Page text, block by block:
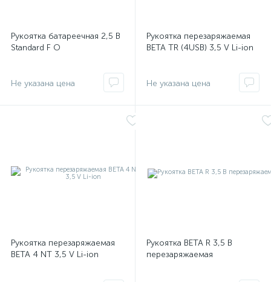
Рукоятка батареечная 2,5 В
Standard F O
Рукоятка перезаряжаемая
BETA ТR (4USB) 3,5 V Li-ion
Рукоятка перезаряжаемая
BETA 4 NT 3,5 V Li-ion
Рукоятка BETA R 3,5 В
перезаряжаемая